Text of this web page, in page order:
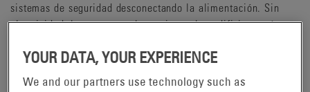
sistemas de seguridad desconectando la alimentación. Sin
electricidad, las personas, los activos y los edificios están en
Las baterías son la primera línea de defensa para ayudar a los
sistemas de seguridad a permanecer en línea. Tanto en
YOUR DATA, YOUR EXPERIENCE
We and our partners use technology such as